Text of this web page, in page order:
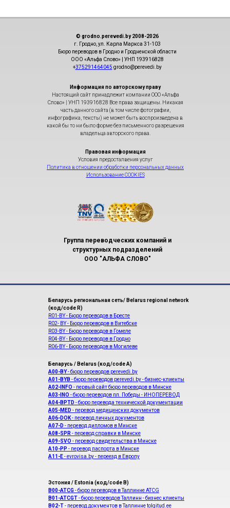
© grodno.perevedi.by 2008-2026
г. Гродно, ул. Карла Маркса 31-103
Бюро переводов в Гродно и Гродненской области
ООО «Альфа Слово» | УНП 193916828
+375291464045 grodno@perevedi.by
Информация по авторскому праву
Настоящий сайт принадлежит компании ООО «Альфа
Слово» | УНП 193916828 Все права защищены. Никакая
часть данного сайта (в том числе фотографии,
инфографика, тексты) не может быть воспроизведена в
какой бы то ни было форме без письменного разрешения
владельца авторского права.
Группа переводческих компаний и
структурных подразделений
ООО "АЛЬФА СЛОВО"
Беларусь / Belarus (код/code A)
A00-BY- бюро переводов perevedi.by
A01-BYB - бюро переводов perevedi.by - бизнес-клиенты
A02-INFO - первый сайт бюро переводов в Минске
A03-INO - бюро переводов пл. Победы - ИНОПЕРЕВОД
A04-BPTD - бюро перевода технической документации
A05-MED - перевод медицинских документов
A06-DOK- перевод личных документов
A07-D - перевод дипломов в Минске
A08-SPR - перевод справки в Минске
A09-SVO - перевод свидетельства в Минске
A10-PP - перевод паспорта в Минске
A11-E- evrovisa.by - переезд в Европу
Эстония / Estonia (код/code B)
B00-ATCG- бюро переводов в Таллинне ATCG
B01-ATCGT- бюро переводов Таллинн - бизнес клиенты
B02-T- перевод документов в Таллинне tolgitud.ee
Правовая информация
Условия предосталвения услуг
Политика в отношении обработки персональных данных
Использование COOKIES
Беларусь региональная сеть/ Belarus regional network
(код/code R)
R01-BY - Бюро переводов в Бресте
R02- BY - Бюро переводов в Витебске
R03-BY - Бюро переводов в Гомеле
R04-BY - Бюро переводов в Гродно
R06-BY - Бюро переводов в Могилеве